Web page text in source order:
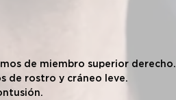
de miembro superior derecho.
de rostro y cráneo leve.